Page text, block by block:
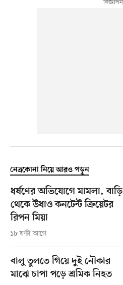
নেত্রকোনা নিয়ে আরও পড়ুন
ধর্ষণের অভিযোগে মামলা, বাড়ি
থেকে উধাও কনটেন্ট ক্রিয়েটর
রিপন মিয়া
১৮ ঘণ্টা আগে
বালু তুলতে গিয়ে দুই নৌকার
মাঝে চাপা পড়ে শ্রমিক নিহত